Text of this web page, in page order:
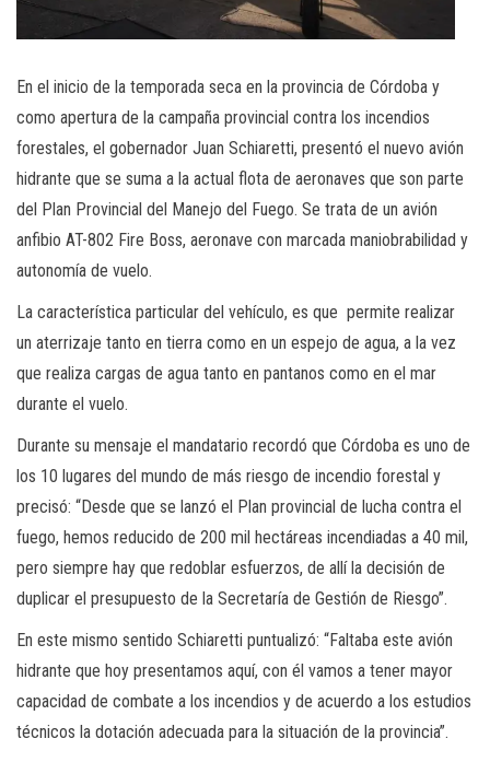
En el inicio de la temporada seca en la provincia de Córdoba y
como apertura de la campaña provincial contra los incendios
forestales, el gobernador Juan Schiaretti, presentó el nuevo avión
hidrante que se suma a la actual flota de aeronaves que son parte
del Plan Provincial del Manejo del Fuego. Se trata de un avión
anfibio AT-802 Fire Boss, aeronave con marcada maniobrabilidad y
autonomía de vuelo.
La característica particular del vehículo, es que permite realizar
un aterrizaje tanto en tierra como en un espejo de agua, a la vez
que realiza cargas de agua tanto en pantanos como en el mar
durante el vuelo.
Durante su mensaje el mandatario recordó que Córdoba es uno de
los 10 lugares del mundo de más riesgo de incendio forestal y
precisó: “Desde que se lanzó el Plan provincial de lucha contra el
fuego, hemos reducido de 200 mil hectáreas incendiadas a 40 mil,
pero siempre hay que redoblar esfuerzos, de allí la decisión de
duplicar el presupuesto de la Secretaría de Gestión de Riesgo”.
En este mismo sentido Schiaretti puntualizó: “Faltaba este avión
hidrante que hoy presentamos aquí, con él vamos a tener mayor
capacidad de combate a los incendios y de acuerdo a los estudios
técnicos la dotación adecuada para la situación de la provincia”.